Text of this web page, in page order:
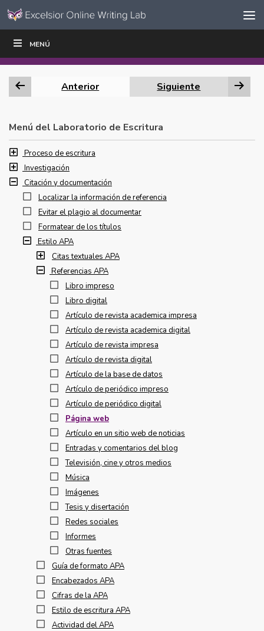
Ir al contenido
navegación
MENÚ
ESCRIBIR
Anterior Siguiente
Menú del Laboratorio de Escritura
Proceso de escritura
Investigación
Citación y documentación
Localizar la información de referencia
Evitar el plagio al documentar
Formatear de los títulos
Estilo APA
Citas textuales APA
Referencias APA
Libro impreso
Libro digital
Artículo de revista academica impresa
Artículo de revista academica digital
Artículo de revista impresa
Artículo de revista digital
Artículo de la base de datos
Artículo de periódico impreso
Artículo de periódico digital
Página web
Artículo en un sitio web de noticias
Entradas y comentarios del blog
Televisión, cine y otros medios
Música
Imágenes
Tesis y disertación
Redes sociales
Informes
Otras fuentes
Guía de formato APA
Encabezados APA
Cifras de la APA
Estilo de escritura APA
Actividad del APA